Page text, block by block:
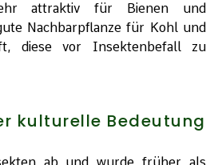
attraktiv für Bienen und
Nachbarpflanze für Kohl und
diese vor Insektenbefall zu
kulturelle Bedeutung